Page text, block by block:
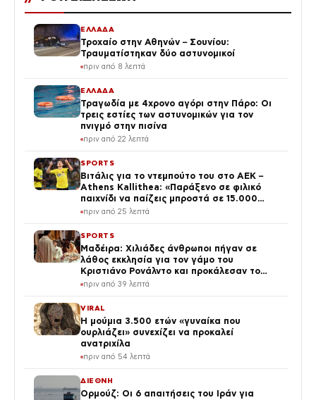
ΕΛΛΑΔΑ
Τροχαίο στην Αθηνών – Σουνίου:
Τραυματίστηκαν δύο αστυνομικοί
πριν από 8 λεπτά
ΕΛΛΑΔΑ
Τραγωδία με 4χρονο αγόρι στην Πάρο: Οι
τρεις εστίες των αστυνομικών για τον
πνιγμό στην πισίνα
πριν από 22 λεπτά
SPORTS
Βιτάλις για το ντεμπούτο του στο ΑΕΚ –
Athens Kallithea: «Παράξενο σε φιλικό
παιχνίδι να παίζεις μπροστά σε 15.000
οπαδούς»
πριν από 25 λεπτά
SPORTS
Μαδέιρα: Χιλιάδες άνθρωποι πήγαν σε
λάθος εκκλησία για τον γάμο του
Κριστιάνο Ρονάλντο και προκάλεσαν το
γέλιο στον Πορτογάλο
πριν από 39 λεπτά
VIRAL
Η μούμια 3.500 ετών «γυναίκα που
ουρλιάζει» συνεχίζει να προκαλεί
ανατριχίλα
πριν από 54 λεπτά
ΔΙΕΘΝΗ
Ορμούζ: Οι 6 απαιτήσεις του Ιράν για